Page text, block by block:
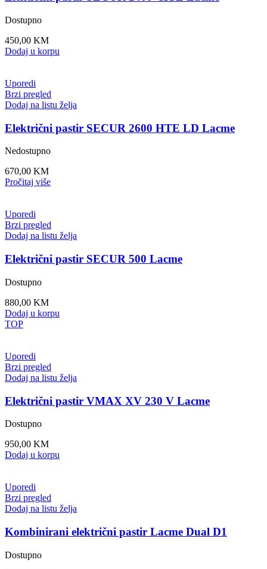
Dostupno
450,00 KM
Dodaj u korpu
Uporedi
Brzi pregled
Dodaj na listu želja
Električni pastir SECUR 2600 HTE LD Lacme
Nedostupno
670,00 KM
Pročitaj više
Uporedi
Brzi pregled
Dodaj na listu želja
Električni pastir SECUR 500 Lacme
Dostupno
880,00 KM
Dodaj u korpu
TOP
Uporedi
Brzi pregled
Dodaj na listu želja
Električni pastir VMAX XV 230 V Lacme
Dostupno
950,00 KM
Dodaj u korpu
Uporedi
Brzi pregled
Dodaj na listu želja
Kombinirani električni pastir Lacme Dual D1
Dostupno